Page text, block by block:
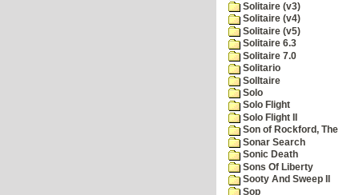
Solitaire (v3)
Solitaire (v4)
Solitaire (v5)
Solitaire 6.3
Solitaire 7.0
Solitario
Solltaire
Solo
Solo Flight
Solo Flight II
Son of Rockford, The
Sonar Search
Sonic Death
Sons Of Liberty
Sooty And Sweep II
Sop